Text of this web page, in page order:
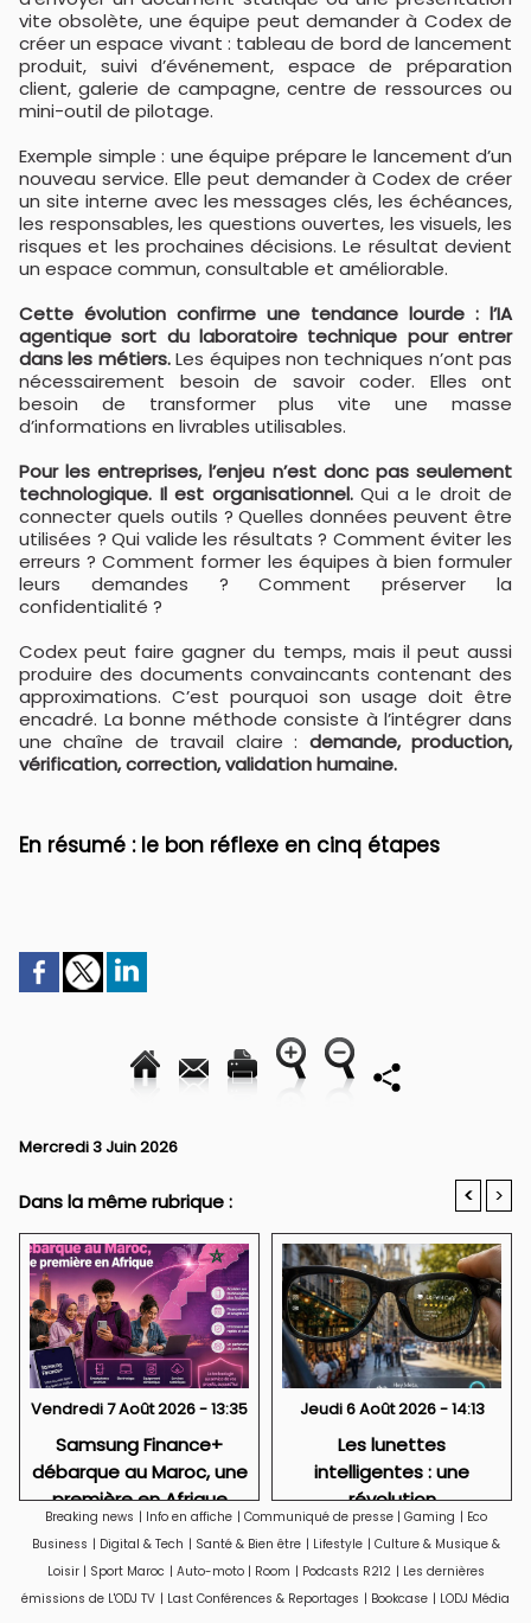
vite obsolète, une équipe peut demander à Codex de
créer un espace vivant : tableau de bord de lancement
produit, suivi d’événement, espace de préparation
client, galerie de campagne, centre de ressources ou
mini-outil de pilotage.
Exemple simple : une équipe prépare le lancement d’un
nouveau service. Elle peut demander à Codex de créer
un site interne avec les messages clés, les échéances,
les responsables, les questions ouvertes, les visuels, les
risques et les prochaines décisions. Le résultat devient
un espace commun, consultable et améliorable.
Cette évolution confirme une tendance lourde : l’IA
agentique sort du laboratoire technique pour entrer
dans les métiers.Les équipes non techniques n’ont pas
nécessairement besoin de savoir coder. Elles ont
besoin de transformer plus vite une masse
d’informations en livrables utilisables.
Pour les entreprises, l’enjeu n’est donc pas seulement
technologique. Il est organisationnel.Qui a le droit de
connecter quels outils ? Quelles données peuvent être
utilisées ? Qui valide les résultats ? Comment éviter les
erreurs ? Comment former les équipes à bien formuler
leurs demandes ? Comment préserver la
confidentialité ?
Codex peut faire gagner du temps, mais il peut aussi
produire des documents convaincants contenant des
approximations. C’est pourquoi son usage doit être
encadré. La bonne méthode consiste à l’intégrer dans
une chaîne de travail claire : demande, production,
vérification, correction, validation humaine.
​En résumé : le bon réflexe en cinq étapes
Mercredi 3 Juin 2026
Dans la même rubrique : < >
Vendredi 7 Août 2026 - 13:35
Samsung Finance+
débarque au Maroc, une
première en Afrique
Jeudi 6 Août 2026 - 14:13
Les lunettes
intelligentes : une
révolution
technologique qui
soulève aussi des
questions sur la vie
privée
Breaking news | Info en affiche | Communiqué de presse | Gaming | Eco
Business | Digital & Tech | Santé & Bien être | Lifestyle | Culture & Musique &
Loisir | Sport Maroc | Auto-moto | Room | Podcasts R212 | Les dernières
émissions de L'ODJ TV | Last Conférences & Reportages | Bookcase | LODJ Média